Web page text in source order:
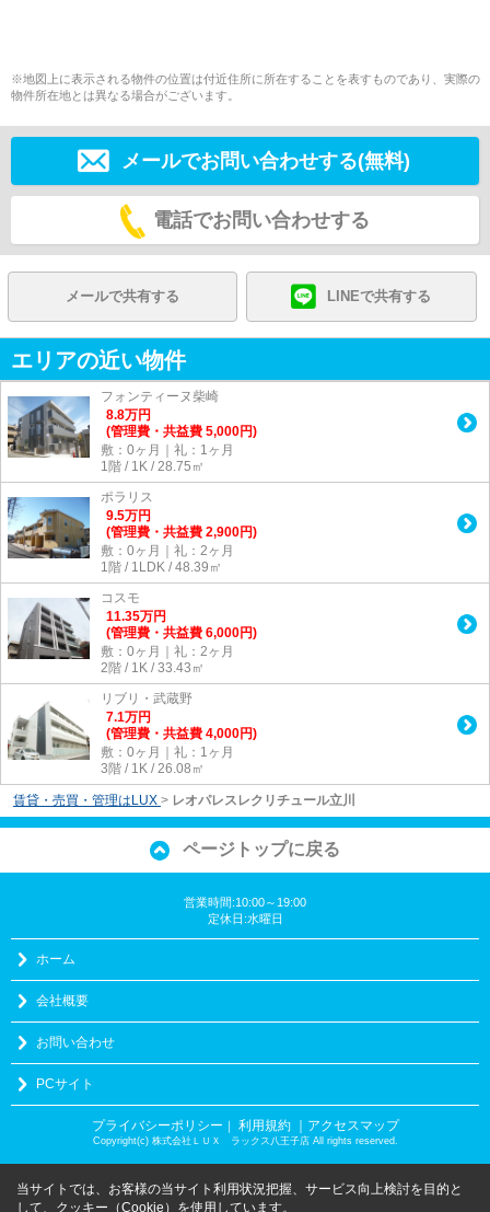
※地図上に表示される物件の位置は付近住所に所在することを表すものであり、実際の
物件所在地とは異なる場合がございます。
メールでお問い合わせする(無料)
電話でお問い合わせする
メールで共有する LINEで共有する
エリアの近い物件
フォンティーヌ柴崎
8.8万円
(管理費・共益費 5,000円)
敷：0ヶ月｜礼：1ヶ月
1階 / 1K / 28.75㎡
ポラリス
9.5万円
(管理費・共益費 2,900円)
敷：0ヶ月｜礼：2ヶ月
1階 / 1LDK / 48.39㎡
コスモ
11.35万円
(管理費・共益費 6,000円)
敷：0ヶ月｜礼：2ヶ月
2階 / 1K / 33.43㎡
リブリ・武蔵野
7.1万円
(管理費・共益費 4,000円)
敷：0ヶ月｜礼：1ヶ月
3階 / 1K / 26.08㎡
賃貸・売買・管理はLUX > レオパレスレクリチュール立川
ページトップに戻る
営業時間:10:00～19:00
定休日:水曜日
ホーム
会社概要
お問い合わせ
PCサイト
プライバシーポリシー ｜ 利用規約 ｜アクセスマップ
Copyright(c) 株式会社ＬＵＸ ラックス八王子店 All rights reserved.
当サイトでは、お客様の当サイト利用状況把握、サービス向上検討を目的と
して、クッキー（Cookie）を使用しています。